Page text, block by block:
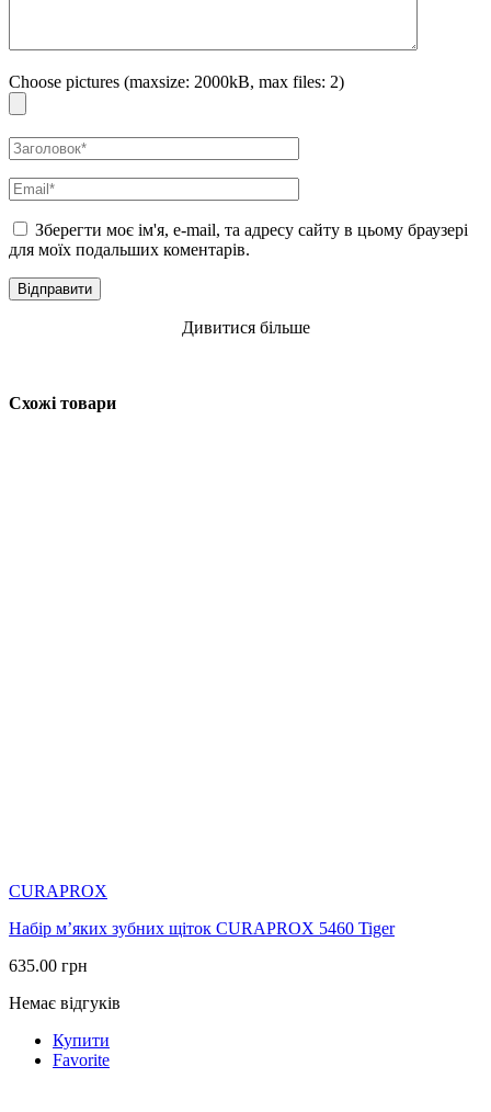
Choose pictures (maxsize: 2000kB, max files: 2)
Зберегти моє ім'я, e-mail, та адресу сайту в цьому браузері
для моїх подальших коментарів.
Дивитися більше
Схожі товари
CURAPROX
Набір м’яких зубних щіток CURAPROX 5460 Tiger
635.00 грн
Немає відгуків
Купити
Favorite